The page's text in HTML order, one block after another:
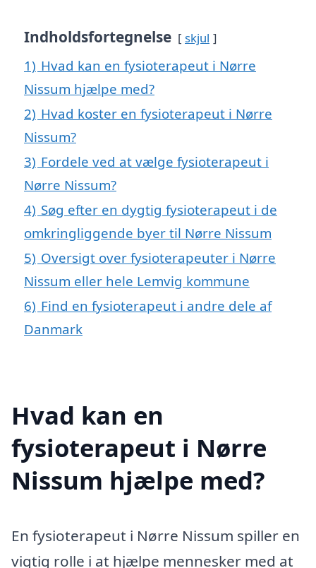
Indholdsfortegnelse skjul
1) Hvad kan en fysioterapeut i Nørre
Nissum hjælpe med?
2) Hvad koster en fysioterapeut i Nørre
Nissum?
3) Fordele ved at vælge fysioterapeut i
Nørre Nissum?
4) Søg efter en dygtig fysioterapeut i de
omkringliggende byer til Nørre Nissum
5) Oversigt over fysioterapeuter i Nørre
Nissum eller hele Lemvig kommune
6) Find en fysioterapeut i andre dele af
Danmark
Hvad kan en
fysioterapeut i Nørre
Nissum hjælpe med?
En fysioterapeut i Nørre Nissum spiller en
vigtig rolle i at hjælpe mennesker med at